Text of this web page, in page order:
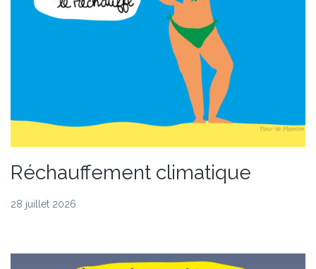
Réchauffement climatique
28 juillet 2026